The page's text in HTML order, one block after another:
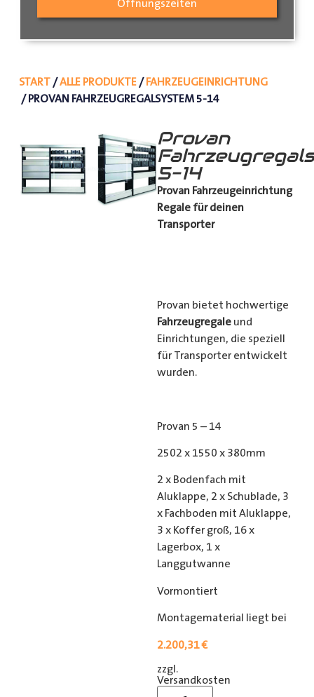
Öffnungszeiten
START/ALLE PRODUKTE/FAHRZEUGEINRICHTUNG
/ PROVAN FAHRZEUGREGALSYSTEM 5-14
Provan
5-14
Provan Fahrzeugeinrichtung
Regale für deinen
Transporter
Provan bietet hochwertige
Fahrzeugregale und
Einrichtungen, die speziell
für Transporter entwickelt
wurden.
Provan 5 – 14
2502 x 1550 x 380mm
2 x Bodenfach mit
Aluklappe, 2 x Schublade, 3
x Fachboden mit Aluklappe,
3 x Koffer groß, 16 x
Lagerbox, 1 x
Langgutwanne
Vormontiert
Montagematerial liegt bei
2.200,31€
zzgl.
Versandkosten